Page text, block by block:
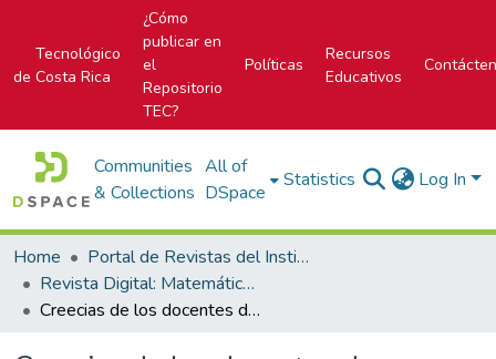
Tecnológico
de Costa Rica
¿Cómo
publicar en
el
Repositorio
TEC?
Políticas
Recursos
Educativos
Communities
& Collections
All of
DSpace
Statistics Log In
Home
Portal de Revistas del Instituto Tecnológico de Costa Rica
Revista Digital: Matemática, Educación e Internet
Creecias de los docentes de matemática de secundaria de la provincia de Cartago sobre evaluación en matemática